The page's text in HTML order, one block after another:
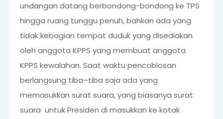
undangan datang berbondong-bondong ke TPS
hingga ruang tunggu penuh, bahkan ada yang
tidak kebagian tempat duduk yang disediakan
oleh anggota KPPS yang membuat anggota
KPPS kewalahan. Saat waktu pencoblosan
berlangsung tiba–tiba saja ada yang
memasukkan surat suara, yang biasanya surat
suara untuk Presiden di masukkan ke kotak